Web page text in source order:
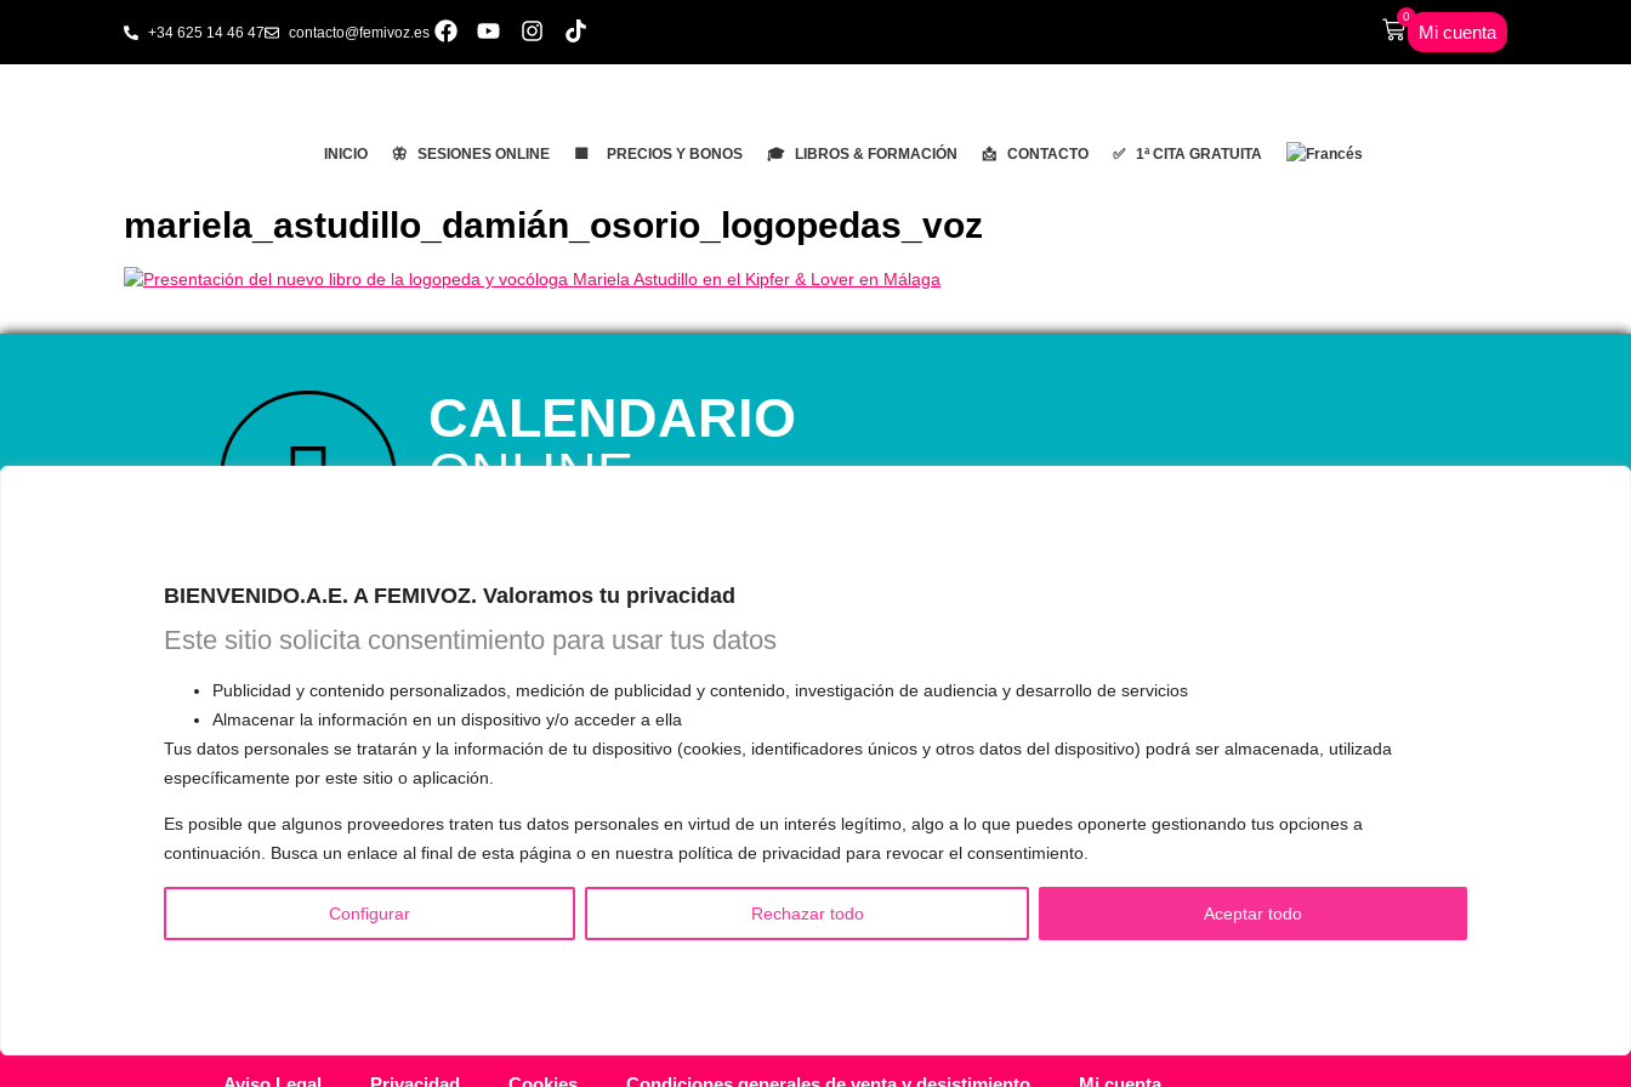
BIENVENIDO.A.E. A FEMIVOZ. Valoramos tu privacidad
Este sitio solicita consentimiento para usar tus datos
Publicidad y contenido personalizados, medición de publicidad y contenido, investigación de audiencia y desarrollo de servicios
Almacenar la información en un dispositivo y/o acceder a ella
Tus datos personales se tratarán y la información de tu dispositivo (cookies, identificadores únicos y otros datos del dispositivo) podrá ser almacenada, utilizada
específicamente por este sitio o aplicación.
Es posible que algunos proveedores traten tus datos personales en virtud de un interés legítimo, algo a lo que puedes oponerte gestionando tus opciones a
continuación. Busca un enlace al final de esta página o en nuestra política de privacidad para revocar el consentimiento.
Configurar Rechazar todo Aceptar todo
+34 625 14 46 47 contacto@femivoz.es
0
Mi cuenta
INICIO 🦋 SESIONES ONLINE 🟨 PRECIOS Y BONOS 🎓 LIBROS & FORMACIÓN 📩 CONTACTO ✅ 1ª CITA GRATUITA
mariela_astudillo_damián_osorio_logopedas_voz
CALENDARIO
ONLINE
explicará cómo funciona el entrenamiento vocal y
responderá a todas tus preguntas.
INFORMACIÓN
¿Quién es Mariela Astudillo?
❓ Preguntas Frecuentes
VOCES LGBTQIA+ 🏳️‍🌈
▪️ Feminización de la voz
▪️ Masculinización de la voz
▪️ Dualización de la voz
▪️ Caracterización de la voz
▪️ Modificación del acento
🟥 CIRUGÍA: Glotoplastia
Pide tu CITA ONLINE